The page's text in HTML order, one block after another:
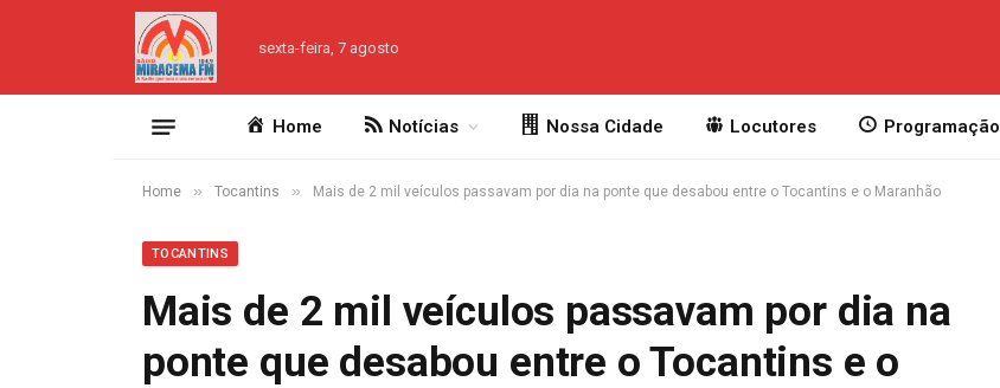
sexta-feira, 7 agosto
Home Notícias Nossa Cidade Locutores Programação
Home » Tocantins » Mais de 2 mil veículos passavam por dia na ponte que desabou entre o Tocantins e o Maranhão
TOCANTINS
Mais de 2 mil veículos passavam por dia na
ponte que desabou entre o Tocantins e o